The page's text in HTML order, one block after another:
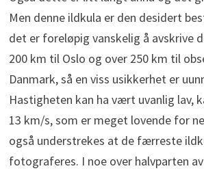
Men denne ildkula er den desidert
det er foreløpig vanskelig å avskrive
200 km til Oslo og over 250 km til
Danmark, så en viss usikkerhet er
Hastigheten kan ha vært uvanlig lav,
13 km/s, som er meget lovende for
også understrekes at de færreste
fotograferes. I noe over halvparten